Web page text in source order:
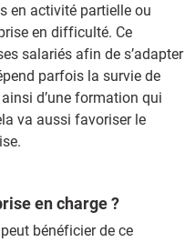
en activité partielle ou
en difficulté. Ce
salariés afin de s’adapter
parfois la survie de
d’une formation qui
va aussi favoriser le
en charge ?
bénéficier de ce